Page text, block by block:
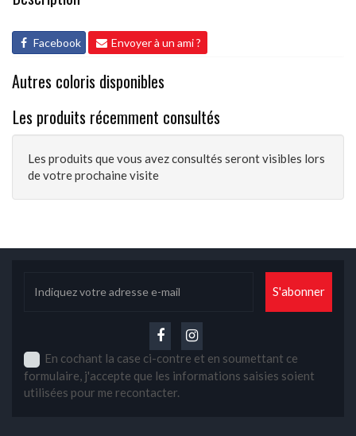
Facebook Envoyer à un ami ?
Autres coloris disponibles
Les produits récemment consultés
Les produits que vous avez consultés seront visibles lors
de votre prochaine visite
En cochant la case ci-contre et en soumettant ce
formulaire, j'accepte que les informations saisies soient
utilisées pour me recontacter.